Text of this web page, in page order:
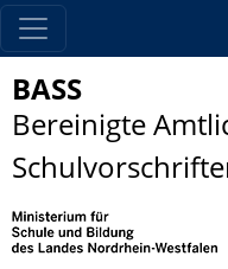
BASS
Bereinigte